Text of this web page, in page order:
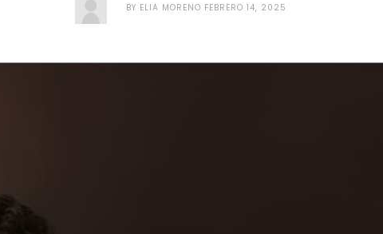
BY ELIA MORENO FEBRERO 14, 2025